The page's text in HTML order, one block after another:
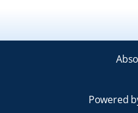
Powered